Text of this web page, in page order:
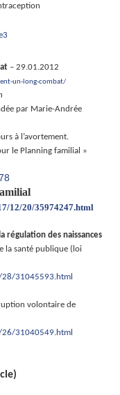
– 29.01.2012
un-long-combat/
par Marie-Andrée
à l’avortement.
le Planning familial »
12/20/35974247.html
régulation des naissances
la santé publique (loi
31045593.html
volontaire de
31040549.html